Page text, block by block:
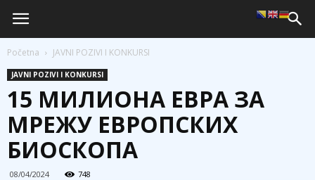
Početna JAVNI POZIVI I KONKURSI
JAVNI POZIVI I KONKURSI
15 МИЛИОНА ЕВРА ЗА
МРЕЖУ ЕВРОПСКИХ
БИОСКОПА
08/04/2024 748